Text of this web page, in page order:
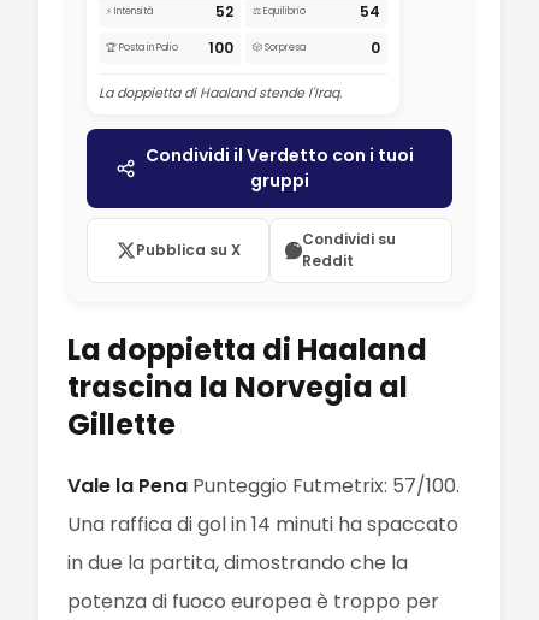
⚡ Intensità 52 ⚖️ Equilibrio 54
🏆 Posta in Palio 100 🎲 Sorpresa 0
La doppietta di Haaland stende l'Iraq.
Condividi il Verdetto con i tuoi
gruppi
Pubblica su X
Condividi su
Reddit
La doppietta di Haaland
trascina la Norvegia al
Gillette
Vale la Pena Punteggio Futmetrix: 57/100.
Una raffica di gol in 14 minuti ha spaccato
in due la partita, dimostrando che la
potenza di fuoco europea è troppo per